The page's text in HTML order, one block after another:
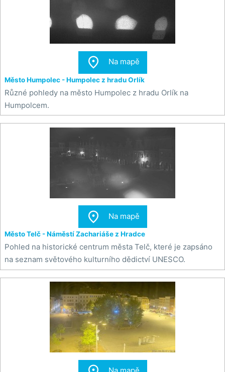
 Na mapě
Město Humpolec - Humpolec z hradu Orlík
Různé pohledy na město Humpolec z hradu Orlík na
Humpolcem.
 Na mapě
Město Telč - Náměstí Zachariáše z Hradce
Pohled na historické centrum města Telč, které je zapsáno
na seznam světového kulturního dědictví UNESCO.